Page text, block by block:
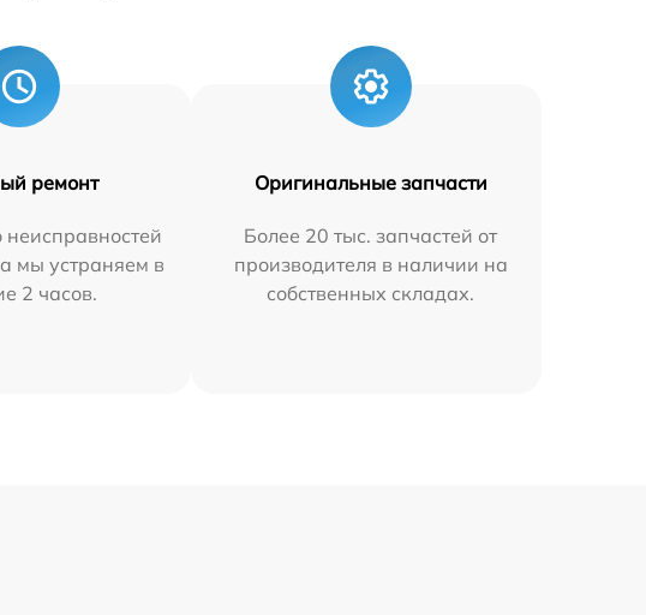
ремонт
мы устраняем в
2 часов.
Оригинальные запчасти
Более 20 тыс. запчастей от
производителя в наличии на
собственных складах.